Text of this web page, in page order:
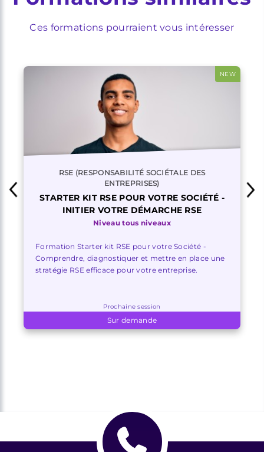
Ces formations pourraient vous intéresser
NEW
RSE (RESPONSABILITÉ SOCIÉTALE DES
ENTREPRISES)
STARTER KIT RSE POUR VOTRE SOCIÉTÉ -
INITIER VOTRE DÉMARCHE RSE
Niveau tous niveaux
Formation Starter kit RSE pour votre Société -
Comprendre, diagnostiquer et mettre en place une
stratégie RSE efficace pour votre entreprise.
Prochaine session
Sur demande